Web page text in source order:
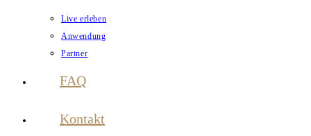
Live erleben
Anwendung
Partner
FAQ
Kontakt